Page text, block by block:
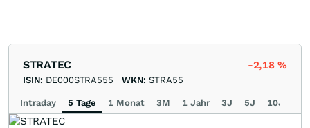
STRATEC -2,18%
ISIN: DE000STRA555 WKN: STRA55
Intraday 5 Tage 1 Monat 3M 1 Jahr 3J 5J 10J